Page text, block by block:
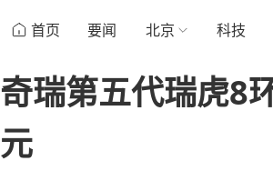
首页 要闻 北京 科技
奇瑞第五代瑞虎8
元